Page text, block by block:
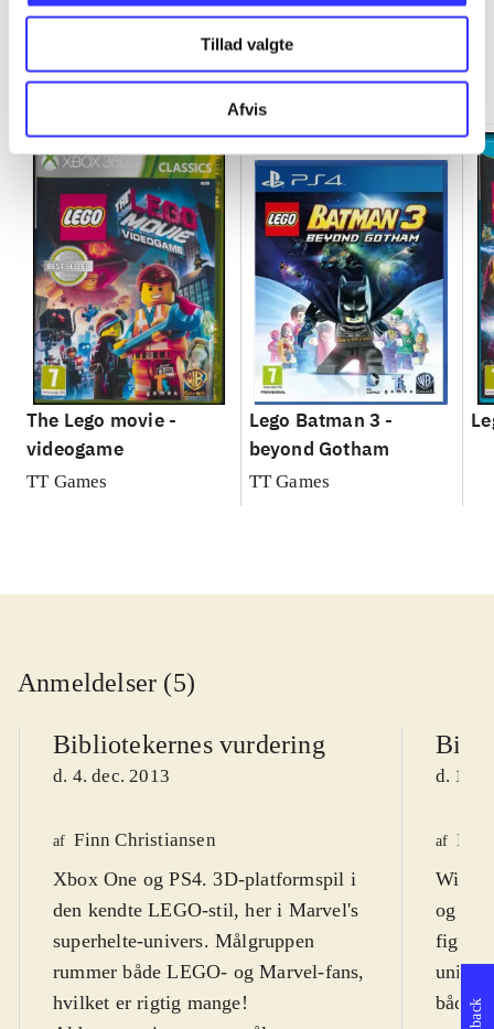
Tillad valgte
Afvis
Minder om
The Lego movie -
videogame
TT Games
Lego Batman 3 -
beyond Gotham
TT Games
Anmeldelser (5)
Bibliotekernes vurdering
d. 4. dec. 2013
af Finn Christiansen
Xbox One og PS4. 3D-platformspil i
den kendte LEGO-stil, her i Marvel's
superhelte-univers. Målgruppen
rummer både LEGO- og Marvel-fans,
hvilket er rigtig mange!
d. 11.
af
Wii U.
og
figurer
både